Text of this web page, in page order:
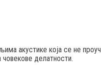
акустике која се не
делатности.